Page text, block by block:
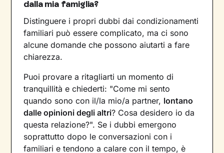
dalla mia famiglia?
Distinguere i propri dubbi dai condizionamenti
familiari può essere complicato, ma ci sono
alcune domande che possono aiutarti a fare
chiarezza.
Puoi provare a ritagliarti un momento di
tranquillità e chiederti: "Come mi sento
quando sono con il/la mio/a partner, lontano
dalle opinioni degli altri? Cosa desidero io da
questa relazione?". Se i dubbi emergono
soprattutto dopo le conversazioni con i
familiari e tendono a calare con il tempo, è